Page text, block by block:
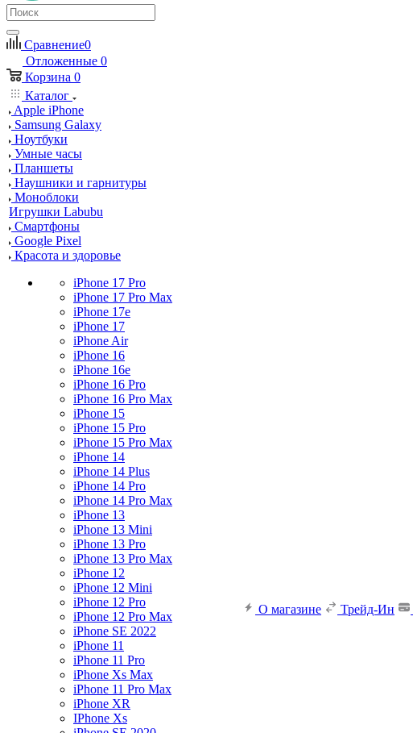
Сравнение0
Отложенные 0
Корзина 0
Каталог
Apple iPhone
Samsung Galaxy
Ноутбуки
Умные часы
Планшеты
Наушники и гарнитуры
Моноблоки
Игрушки Labubu
Смартфоны
Google Pixel
Красота и здоровье
iPhone 17 Pro
iPhone 17 Pro Max
iPhone 17e
iPhone 17
iPhone Air
iPhone 16
iPhone 16e
iPhone 16 Pro
iPhone 16 Pro Max
iPhone 15
iPhone 15 Pro
iPhone 15 Pro Max
iPhone 14
iPhone 14 Plus
iPhone 14 Pro
iPhone 14 Pro Max
iPhone 13
iPhone 13 Mini
iPhone 13 Pro
iPhone 13 Pro Max
iPhone 12
iPhone 12 Mini
iPhone 12 Pro
iPhone 12 Pro Max
iPhone SE 2022
iPhone 11
iPhone 11 Pro
iPhone Xs Max
iPhone 11 Pro Max
iPhone XR
IPhone Xs
О магазине Трейд-Ин